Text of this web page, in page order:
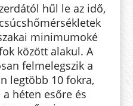
hűl le az idő,
minimumoké
között alakul. A
felmelegszik a
legtöbb 10 fokra,
a héten esőre és